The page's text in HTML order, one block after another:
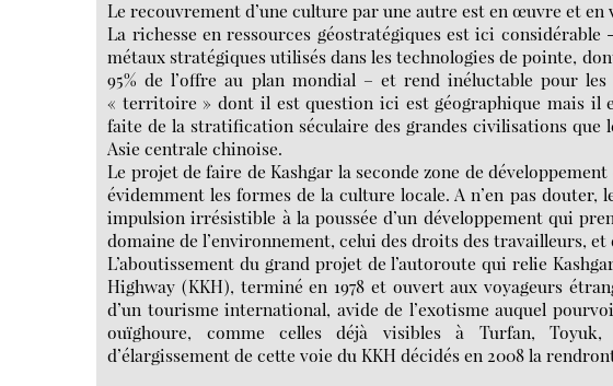
Le recouvrement d’une culture par une autre est en œuvre et en
La richesse en ressources géostratégiques est ici
métaux stratégiques utilisés dans les technologies de pointe,
95% de l’offre au plan mondial – et rend inéluctable pour
« territoire » dont il est question ici est géographique mais il
faite de la stratification séculaire des grandes civilisations que
Asie centrale chinoise.
Le projet de faire de Kashgar la seconde zone de
évidemment les formes de la culture locale. A n’en pas douter,
impulsion irrésistible à la poussée d’un développement qui
domaine de l’environnement, celui des droits des travailleurs,
L’aboutissement du grand projet de l’autoroute qui relie
Highway (KKH), terminé en 1978 et ouvert aux voyageurs
d’un tourisme international, avide de l’exotisme auquel
ouïghoure, comme celles déjà visibles à Turfan,
d’élargissement de cette voie du KKH décidés en 2008 la